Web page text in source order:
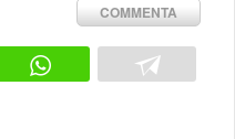
COMMENTA